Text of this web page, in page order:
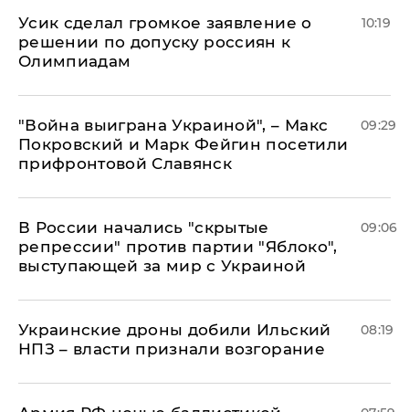
Усик сделал громкое заявление о
решении по допуску россиян к
Олимпиадам
10:19
"Война выиграна Украиной", – Макс
Покровский и Марк Фейгин посетили
прифронтовой Славянск
09:29
В России начались "скрытые
репрессии" против партии "Яблоко",
выступающей за мир с Украиной
09:06
Украинские дроны добили Ильский
НПЗ – власти признали возгорание
08:19